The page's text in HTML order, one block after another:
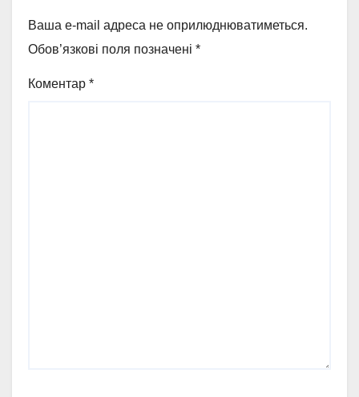
Ваша e-mail адреса не оприлюднюватиметься.
Обов’язкові поля позначені *
Коментар *